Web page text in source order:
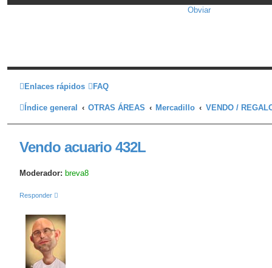
Obviar
Enlaces rápidos FAQ
Índice general OTRAS ÁREAS Mercadillo VENDO /
Vendo acuario 432L
Moderador: breva8
Responder